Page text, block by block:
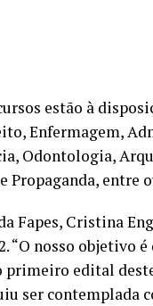
estão à
Enfermagem,
Odontologia,
Propaganda, entre
Fapes, Cristina
“O nosso objetivo
edital
ser contemplada